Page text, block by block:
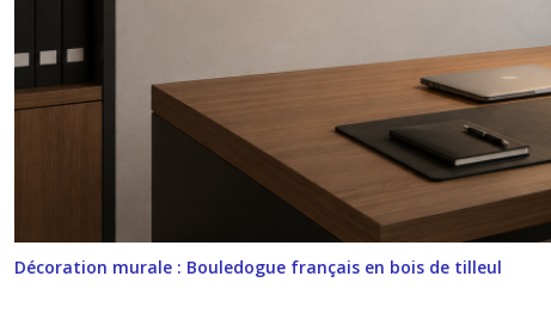
Décoration murale : Bouledogue français en bois de tilleul